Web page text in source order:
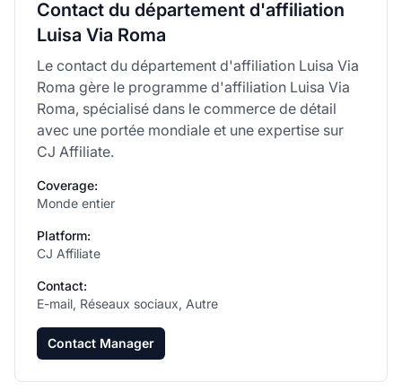
Contact du département d'affiliation
Luisa Via Roma
Le contact du département d'affiliation Luisa Via
Roma gère le programme d'affiliation Luisa Via
Roma, spécialisé dans le commerce de détail
avec une portée mondiale et une expertise sur
CJ Affiliate.
Coverage:
Monde entier
Platform:
CJ Affiliate
Contact:
E-mail, Réseaux sociaux, Autre
Contact Manager